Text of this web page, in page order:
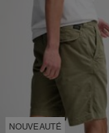
NOUVEAUTÉ